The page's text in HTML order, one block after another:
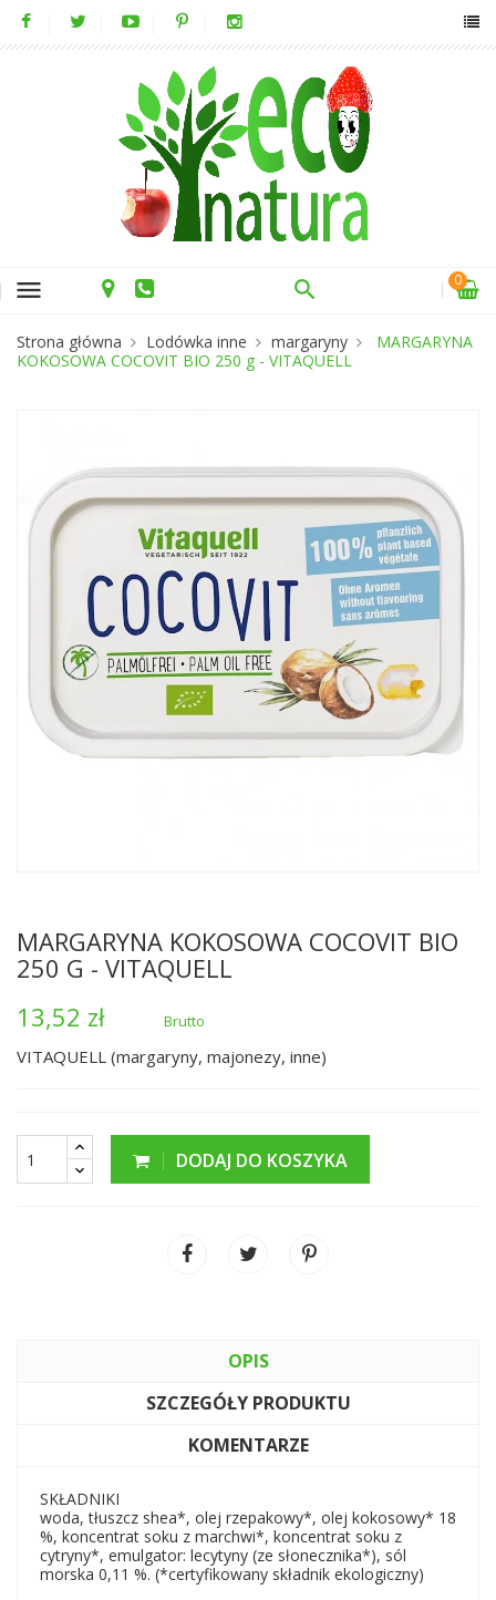
menu 0
Strona główna Lodówka inne margaryny
MARGARYNA
KOKOSOWA COCOVIT BIO 250 g - VITAQUELL
MARGARYNA KOKOSOWA COCOVIT BIO
250 G - VITAQUELL
13,52 zł
Brutto
VITAQUELL (margaryny, majonezy, inne)
DODAJ DO KOSZYKA
OPIS
SZCZEGÓŁY PRODUKTU
KOMENTARZE
SKŁADNIKI
woda, tłuszcz shea*, olej rzepakowy*, olej kokosowy* 18
%, koncentrat soku z marchwi*, koncentrat soku z
cytryny*, emulgator: lecytyny (ze słonecznika*), sól
morska 0,11 %. (*certyfikowany składnik ekologiczny)